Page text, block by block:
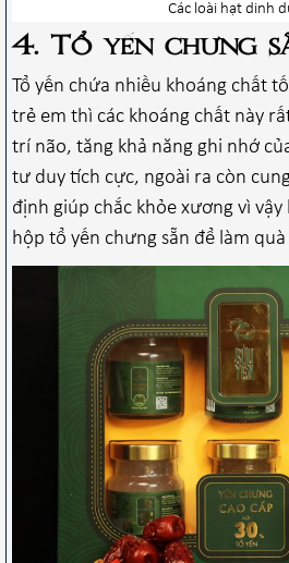
Các loài hạt dinh
4. Tổ yến chưng
Tổ yến chứa nhiều khoáng chất
trẻ em thì các khoáng chất này
trí não, tăng khả năng ghi nhớ
tư duy tích cực, ngoài ra còn
định giúp chắc khỏe xương vì
hộp tổ yến chưng sẵn để làm quà